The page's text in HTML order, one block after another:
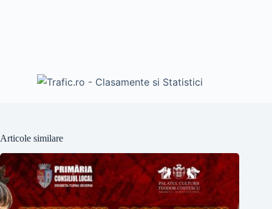
Articole similare